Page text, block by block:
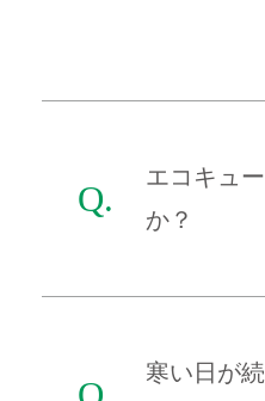
エコキュ
か？
寒い日が